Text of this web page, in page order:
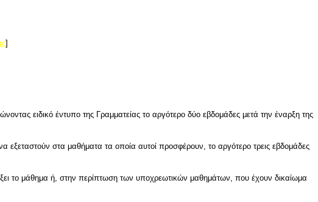
]
ειδικό έντυπο της Γραμματείας το αργότερο δύο εβδομάδες μετά την έναρξη της
στα μαθήματα τα οποία αυτοί προσφέρουν, το αργότερο τρεις εβδομάδες
το μάθημα ή, στην περίπτωση των υποχρεωτικών μαθημάτων, που έχουν δικαίωμα